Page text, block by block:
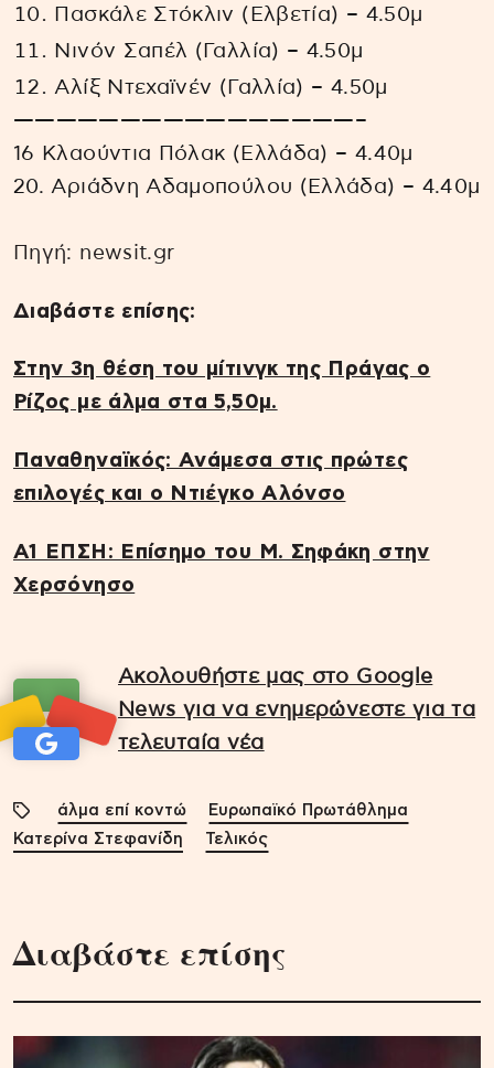
Πασκάλε Στόκλιν (Ελβετία) – 4.50μ
Νινόν Σαπέλ (Γαλλία) – 4.50μ
Αλίξ Ντεχαϊνέν (Γαλλία) – 4.50μ
————————————————–
16 Κλαούντια Πόλακ (Ελλάδα) – 4.40μ
20. Αριάδνη Αδαμοπούλου (Ελλάδα) – 4.40μ
Πηγή: newsit.gr
Διαβάστε επίσης:
Στην 3η θέση του μίτινγκ της Πράγας ο
Ρίζος με άλμα στα 5,50μ.
Παναθηναϊκός: Ανάμεσα στις πρώτες
επιλογές και ο Ντιέγκο Αλόνσο
Α1 ΕΠΣΗ: Επίσημο του Μ. Σηφάκη στην
Χερσόνησο
Ακολουθήστε μας στο Google
News για να ενημερώνεστε για τα
τελευταία νέα
άλμα επί κοντώ
Ευρωπαϊκό Πρωτάθλημα
Κατερίνα Στεφανίδη
Τελικός
Διαβάστε επίσης